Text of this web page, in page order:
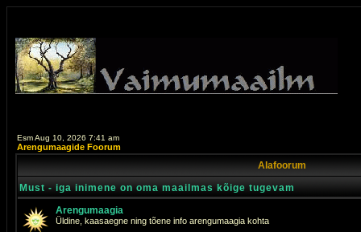
Esm Aug 10, 2026 7:41 am
Arengumaagide Foorum
Alafoorum
Must - iga inimene on oma maailmas kõige tugevam
Arengumaagia
Üldine, kaasaegne ning tõene info arengumaagia kohta